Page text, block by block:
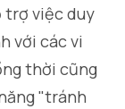
trợ việc duy
với các vi
thời cũng
"tránh